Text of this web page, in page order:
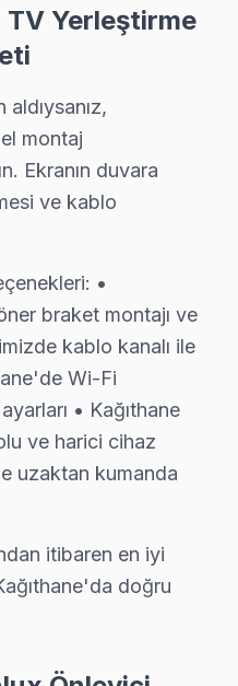
TV tamiri
%98
2–3 iş günü
Finlux Servisi
TV Yerleştirme
montaj
Ekranın duvara
ve kablo
•
braket montajı ve
kablo kanalı ile
Wi-Fi
• Kağıthane
ve harici cihaz
uzaktan kumanda
itibaren en iyi
doğru